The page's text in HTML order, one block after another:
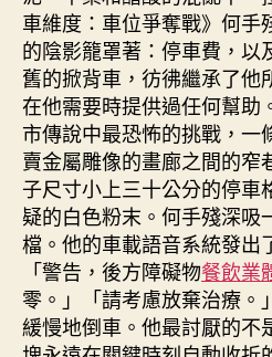
車維度：車位爭奪戰》何手
的陰影籠罩著：停車費，以
舊的掀背車，彷彿繼承了他
在他需要時提供過任何幫助
市傳說中最恐怖的挑戰，一
賣金屬雕像的畫廊之間的窄
子尺寸小上三十公分的停車
疑的白色粉末。何手殘深吸
檔。他的車載語音系統發出
「警告，後方障礙物餐飲業
零。」「請考慮放棄治療。
緩慢地倒車。他最討厭的不